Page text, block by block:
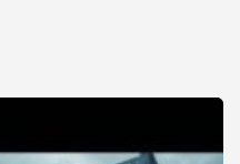
natural! Conheça nossos
o cupom PRIMEIRA15